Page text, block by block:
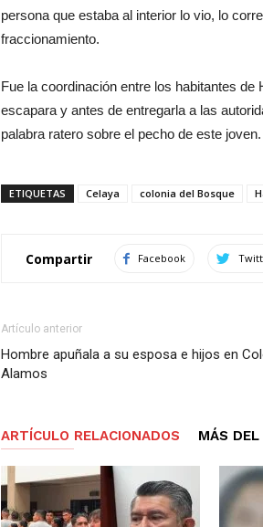
persona que estaba al interior lo vio, lo
fraccionamiento.
Fue la coordinación entre los habitantes
escapara y antes de entregarla a las
palabra ratero sobre el pecho de este
ETIQUETAS Celaya colonia del Bosque
Compartir Facebook
Artículo anterior
Hombre apuñala a su esposa e hijos en
Alamos
ARTÍCULO RELACIONADOS MÁS